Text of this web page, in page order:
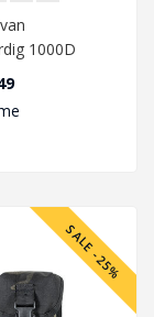
1000D
gekenmerkt
weerstand
SALE -25%